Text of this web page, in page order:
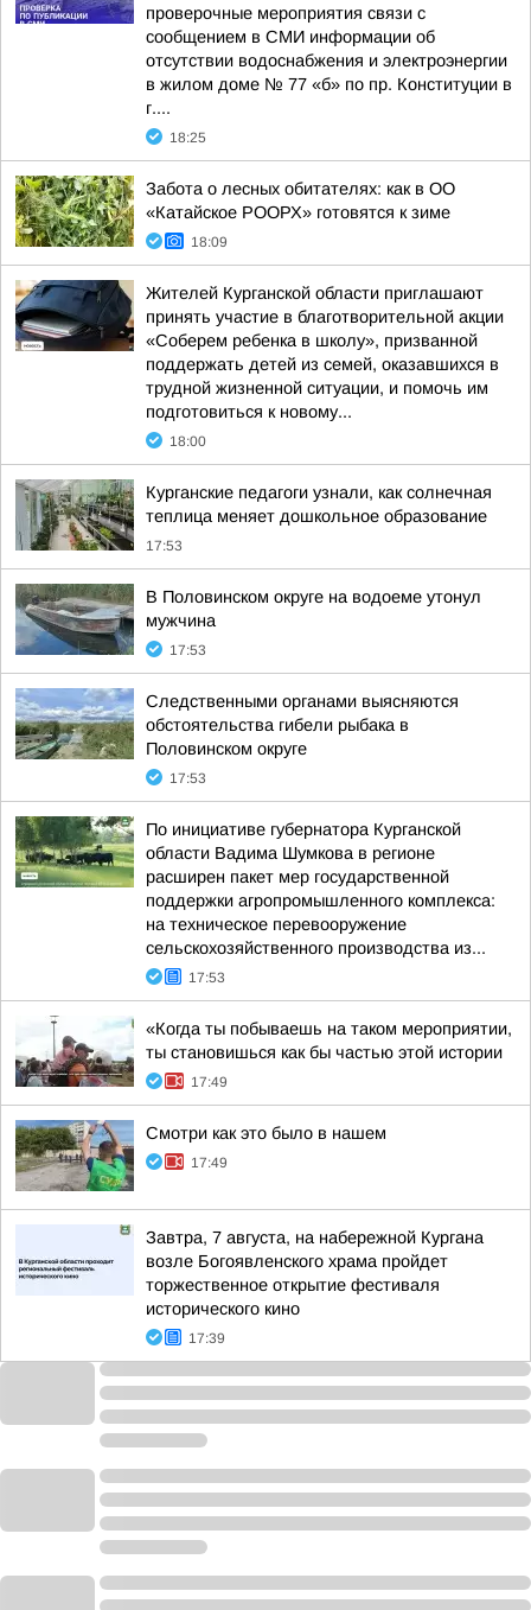
проверочные мероприятия связи с
сообщением в СМИ информации об
отсутствии водоснабжения и электроэнергии
в жилом доме № 77 «б» по пр. Конституции в
г....
18:25
Забота о лесных обитателях: как в ОО
«Катайское РООРХ» готовятся к зиме
18:09
Жителей Курганской области приглашают
принять участие в благотворительной акции
«Соберем ребенка в школу», призванной
поддержать детей из семей, оказавшихся в
трудной жизненной ситуации, и помочь им
подготовиться к новому...
18:00
Курганские педагоги узнали, как солнечная
теплица меняет дошкольное образование
17:53
В Половинском округе на водоеме утонул
мужчина
17:53
Следственными органами выясняются
обстоятельства гибели рыбака в
Половинском округе
17:53
По инициативе губернатора Курганской
области Вадима Шумкова в регионе
расширен пакет мер государственной
поддержки агропромышленного комплекса:
на техническое перевооружение
сельскохозяйственного производства из...
17:53
«Когда ты побываешь на таком мероприятии,
ты становишься как бы частью этой истории
17:49
Смотри как это было в нашем
17:49
Завтра, 7 августа, на набережной Кургана
возле Богоявленского храма пройдет
торжественное открытие фестиваля
исторического кино
17:39